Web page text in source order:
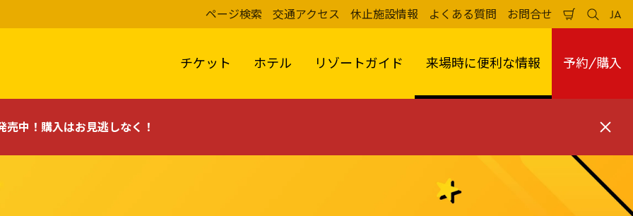
ページ検索 交通アクセス 休止施設情報 よくある質問 お問合せ
い
ご
検
索
JA
日
本
チケット ホテル リゾートガイド 来場時に便利な情報 予約/購入
売中！ 購入はお見逃しなく！
閉
る